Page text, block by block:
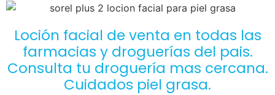
Loción facial de venta en todas las
farmacias y droguerías del pais.
Consulta tu droguería mas cercana.
Cuidados piel grasa.